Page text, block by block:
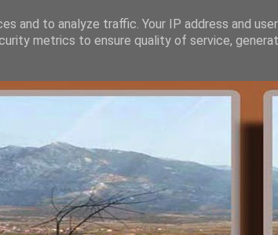
and to analyze traffic. Your IP address and
metrics to ensure quality of service,